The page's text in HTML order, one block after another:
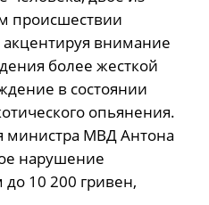
происшествии
акцентируя внимание
более жесткой
в состоянии
опьянения.
министра МВД Антона
нарушение
10 200 гривен,